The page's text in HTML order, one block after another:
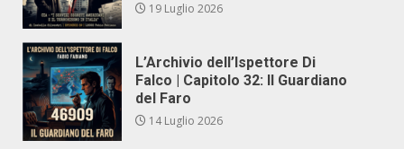
19 Luglio 2026
L’Archivio dell’Ispettore Di
Falco | Capitolo 32: Il Guardiano
del Faro
14 Luglio 2026